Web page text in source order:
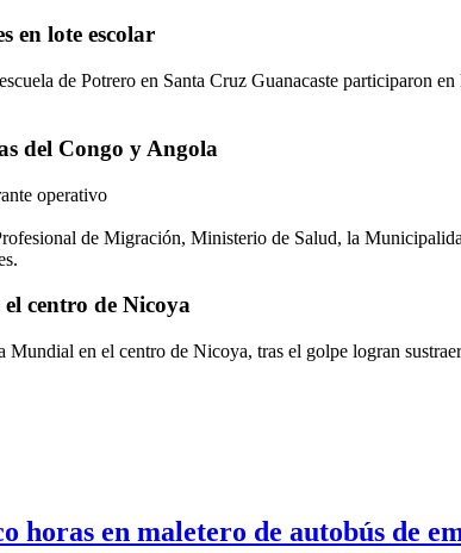
en lote escolar
de Potrero en Santa Cruz Guanacaste participaron
del Congo y Angola
operativo
de Migración, Ministerio de Salud, la
centro de Nicoya
Mundial en el centro de Nicoya, tras el golpe logran
horas en maletero de autobús de